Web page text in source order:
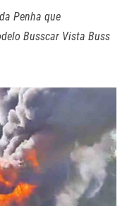
Penha que
Busscar Vista Buss